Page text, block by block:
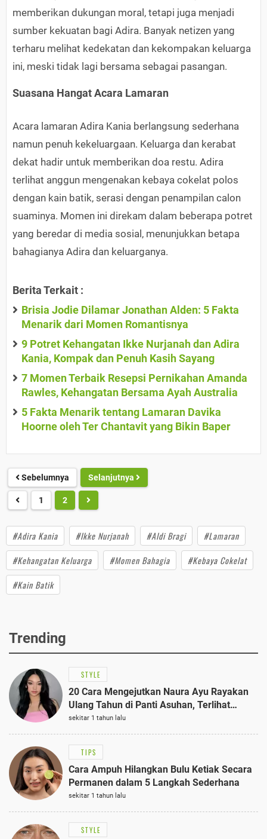
memberikan dukungan moral, tetapi juga menjadi
sumber kekuatan bagi Adira. Banyak netizen yang
terharu melihat kedekatan dan kekompakan keluarga
ini, meski tidak lagi bersama sebagai pasangan.
Suasana Hangat Acara Lamaran
Acara lamaran Adira Kania berlangsung sederhana
namun penuh kekeluargaan. Keluarga dan kerabat
dekat hadir untuk memberikan doa restu. Adira
terlihat anggun mengenakan kebaya cokelat polos
dengan kain batik, serasi dengan penampilan calon
suaminya. Momen ini direkam dalam beberapa potret
yang beredar di media sosial, menunjukkan betapa
bahagianya Adira dan keluarganya.
Berita Terkait :
Brisia Jodie Dilamar Jonathan Alden: 5 Fakta
Menarik dari Momen Romantisnya
9 Potret Kehangatan Ikke Nurjanah dan Adira
Kania, Kompak dan Penuh Kasih Sayang
7 Momen Terbaik Resepsi Pernikahan Amanda
Rawles, Kehangatan Bersama Ayah Australia
5 Fakta Menarik tentang Lamaran Davika
Hoorne oleh Ter Chantavit yang Bikin Baper
Sebelumnya Selanjutnya
1 2
#Adira Kania #Ikke Nurjanah #Aldi Bragi
#Lamaran
#Kehangatan Keluarga
#Momen Bahagia
#Kebaya Cokelat
#Kain Batik
Trending
STYLE
20 Cara Mengejutkan Naura Ayu Rayakan
Ulang Tahun di Panti Asuhan, Terlihat
Anggun dengan Kaftan Cokelat
sekitar 1 tahun lalu
TIPS
Cara Ampuh Hilangkan Bulu Ketiak Secara
Permanen dalam 5 Langkah Sederhana
sekitar 1 tahun lalu
STYLE